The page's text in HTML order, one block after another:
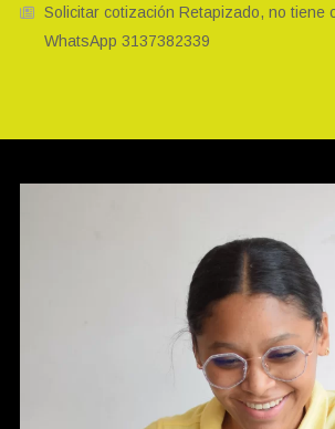
Solicitar cotización Retapizado, no tiene
WhatsApp 3137382339